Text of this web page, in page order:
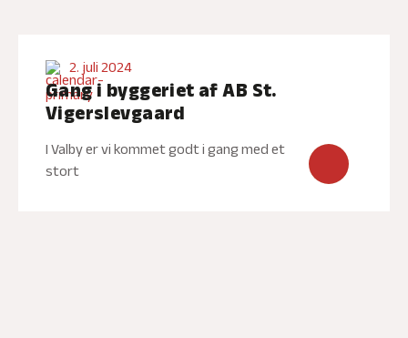
2. juli 2024
Gang i byggeriet af AB St.
Vigerslevgaard
I Valby er vi kommet godt i gang med et
stort